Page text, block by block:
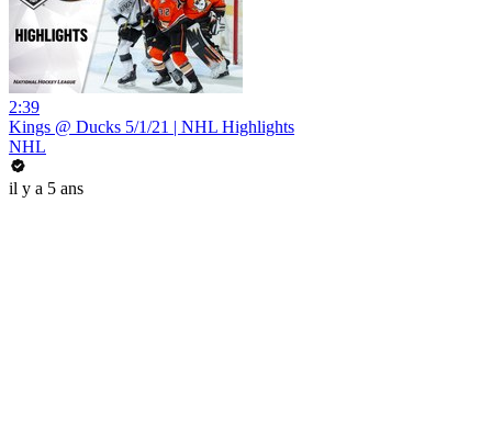
2:39
Kings @ Ducks 5/1/21 | NHL Highlights
NHL
il y a 5 ans